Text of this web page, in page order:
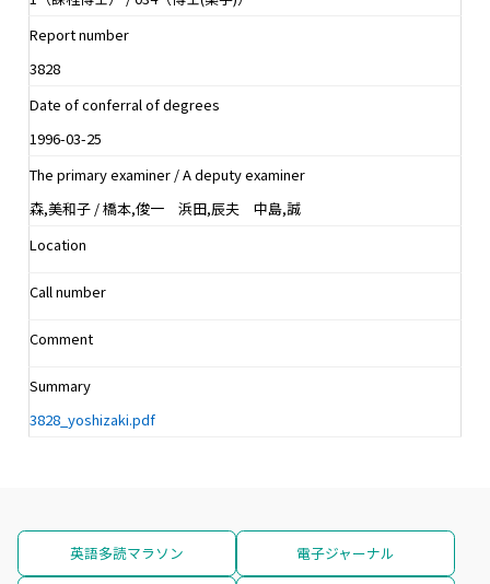
Report number
3828
Date of conferral of degrees
1996-03-25
The primary examiner / A deputy examiner
森,美和子 / 橋本,俊一 浜田,辰夫 中島,誠
Location
Call number
Comment
Summary
3828_yoshizaki.pdf
英語多読マラソン 電子ジャーナル